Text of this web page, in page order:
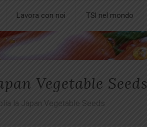
Lavora con noi TSl nel mondo
Vegetable Seeds
la Japan Vegetable Seeds